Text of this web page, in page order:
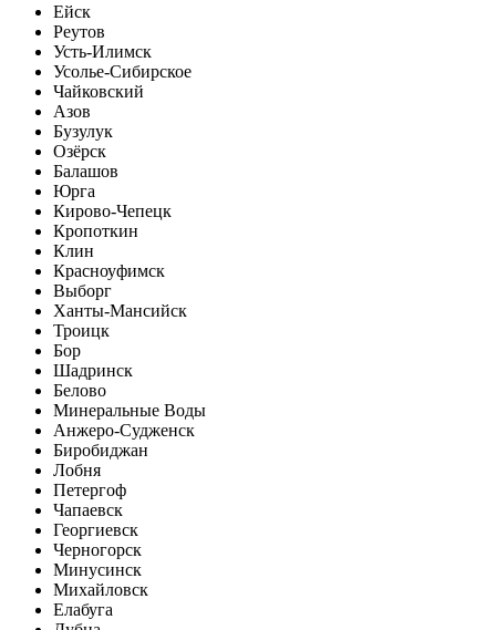
Ейск
Реутов
Усть-Илимск
Усолье-Сибирское
Чайковский
Азов
Бузулук
Озёрск
Балашов
Юрга
Кирово-Чепецк
Кропоткин
Клин
Красноуфимск
Выборг
Ханты-Мансийск
Троицк
Бор
Шадринск
Белово
Минеральные Воды
Анжеро-Судженск
Биробиджан
Лобня
Петергоф
Чапаевск
Георгиевск
Черногорск
Минусинск
Михайловск
Елабуга